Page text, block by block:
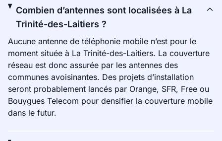
Combien d’antennes sont localisées à La
Trinité-des-Laitiers ?
Aucune antenne de téléphonie mobile n’est pour le
moment située à La Trinité-des-Laitiers. La couverture
réseau est donc assurée par les antennes des
communes avoisinantes. Des projets d’installation
seront probablement lancés par Orange, SFR, Free ou
Bouygues Telecom pour densifier la couverture mobile
dans le futur.